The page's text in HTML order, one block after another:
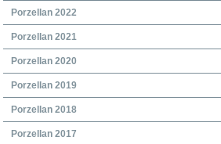
Porzellan 2022
Porzellan 2021
Porzellan 2020
Porzellan 2019
Porzellan 2018
Porzellan 2017